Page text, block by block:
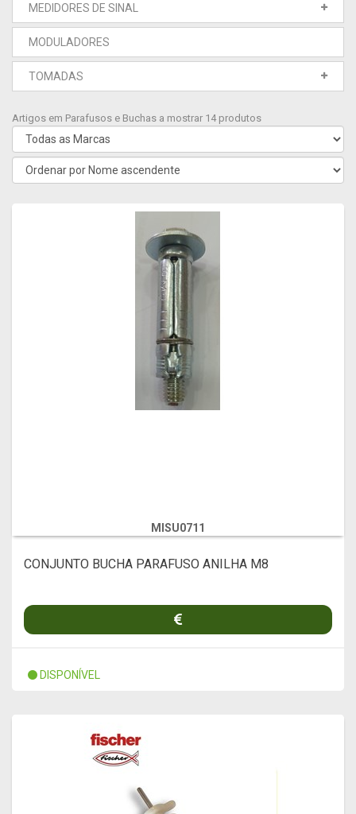
MEDIDORES DE SINAL
MODULADORES
TOMADAS
Artigos em Parafusos e Buchas a mostrar 14 produtos
MISU0711
CONJUNTO BUCHA PARAFUSO ANILHA M8
DISPONÍVEL